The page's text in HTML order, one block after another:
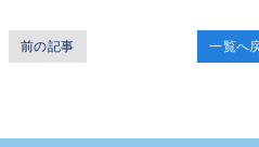
一覧へ
前の記事